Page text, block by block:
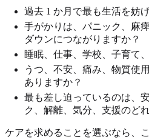
過去 1 か月で最も生活を妨
手がかりは、パニック、麻
ダウンにつながりますか？
睡眠、仕事、学校、子育て
うつ、不安、痛み、物質使
ありますか？
最も差し迫っているのは、
ク、解離、気分、支援のど
ケアを求めることを選ぶなら、